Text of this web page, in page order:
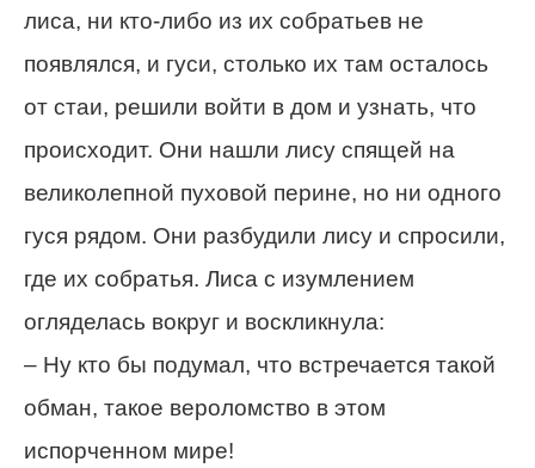
лиса, ни кто-либо из их собратьев не
появлялся, и гуси, столько их там осталось
от стаи, решили войти в дом и узнать, что
происходит. Они нашли лису спящей на
великолепной пуховой перине, но ни одного
гуся рядом. Они разбудили лису и спросили,
где их собратья. Лиса с изумлением
огляделась вокруг и воскликнула:
– Ну кто бы подумал, что встречается такой
обман, такое вероломство в этом
испорченном мире!